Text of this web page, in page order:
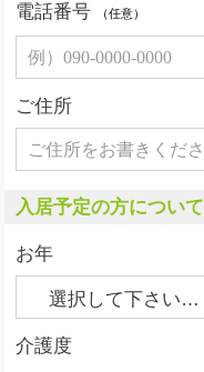
電話番号 （任意）
ご住所
入居予定の方について
お年
介護度